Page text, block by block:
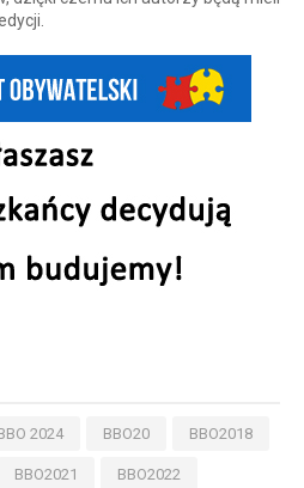
2024 BBO20 BBO2018
BBO2021 BBO2022